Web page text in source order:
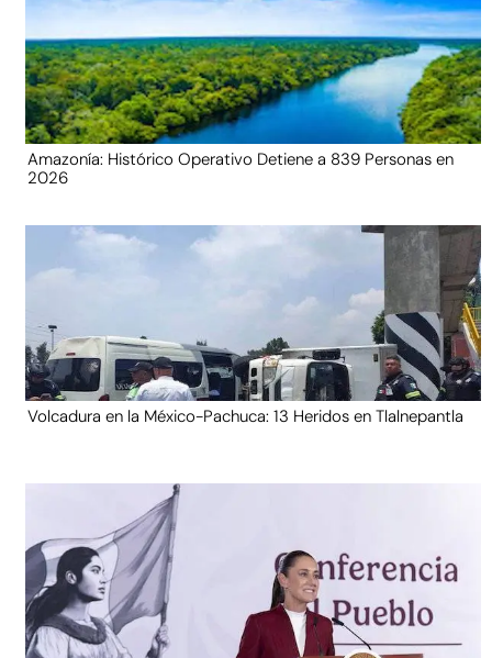
Amazonía: Histórico Operativo Detiene a 839 Personas en
2026
Volcadura en la México-Pachuca: 13 Heridos en Tlalnepantla